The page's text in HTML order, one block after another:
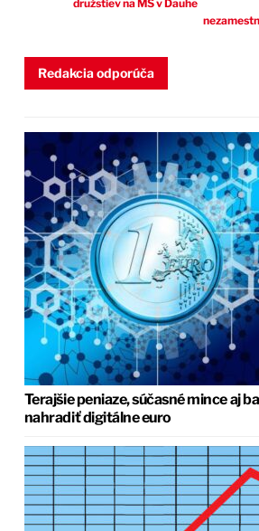
družstiev na MS v Dauhe
Redakcia odporúča
Terajšie peniaze, súčasné mince aj
nahradiť digitálne euro